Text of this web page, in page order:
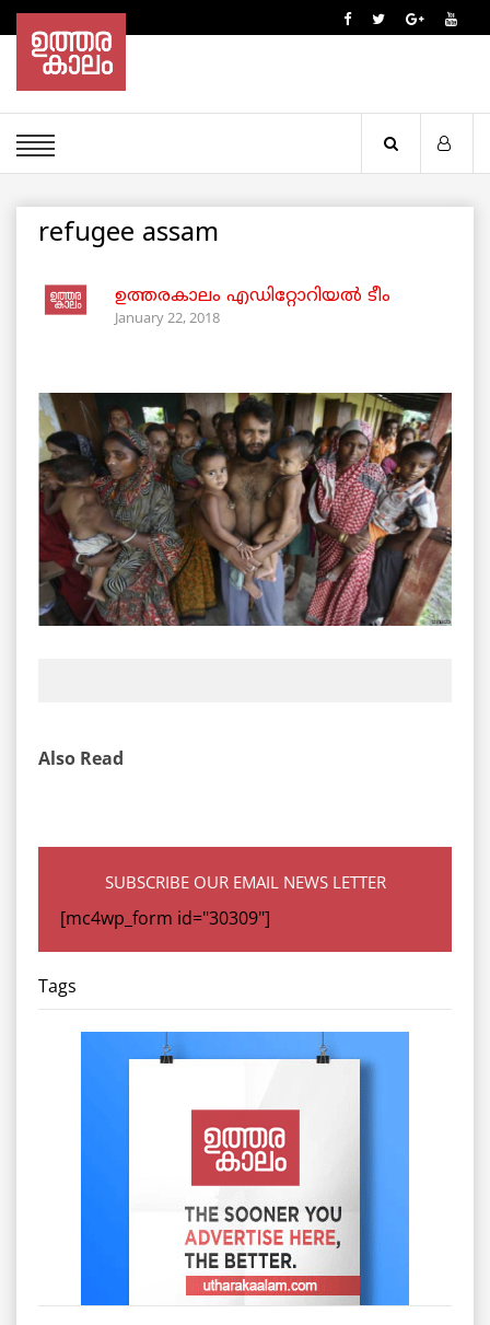
refugee assam
ഉത്തരകാലം എഡിറ്റോറിയല്‍ ടീം
January 22, 2018
Also Read
SUBSCRIBE OUR EMAIL NEWS LETTER
[mc4wp_form id="30309"]
Tags